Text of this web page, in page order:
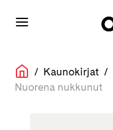
/ Kaunokirjat /
Nuorena nukkunut